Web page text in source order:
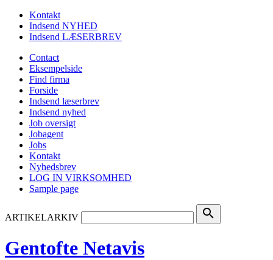
Kontakt
Indsend NYHED
Indsend LÆSERBREV
Contact
Eksempelside
Find firma
Forside
Indsend læserbrev
Indsend nyhed
Job oversigt
Jobagent
Jobs
Kontakt
Nyhedsbrev
LOG IN VIRKSOMHED
Sample page
ARTIKELARKIV search
Gentofte Netavis